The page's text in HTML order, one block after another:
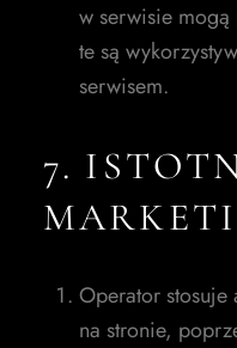
w serwisie
te są
serwisem.
7.
Operator stosuje
na stronie,